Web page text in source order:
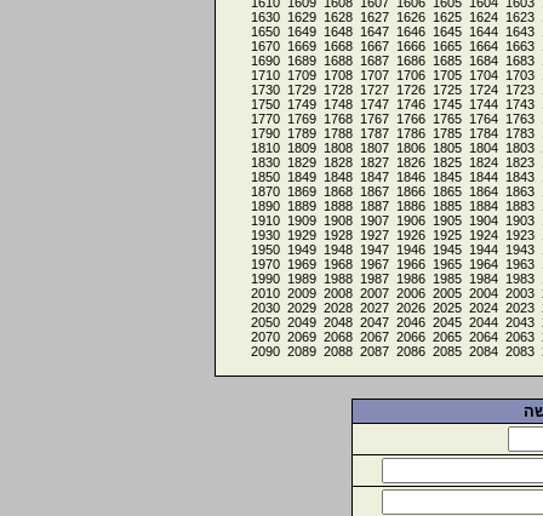
1623
1624
1625
1626
1627
1628
1629
1630
1643
1644
1645
1646
1647
1648
1649
1650
1663
1664
1665
1666
1667
1668
1669
1670
1683
1684
1685
1686
1687
1688
1689
1690
1703
1704
1705
1706
1707
1708
1709
1710
1723
1724
1725
1726
1727
1728
1729
1730
1743
1744
1745
1746
1747
1748
1749
1750
1763
1764
1765
1766
1767
1768
1769
1770
1783
1784
1785
1786
1787
1788
1789
1790
1803
1804
1805
1806
1807
1808
1809
1810
1823
1824
1825
1826
1827
1828
1829
1830
1843
1844
1845
1846
1847
1848
1849
1850
1863
1864
1865
1866
1867
1868
1869
1870
1883
1884
1885
1886
1887
1888
1889
1890
1903
1904
1905
1906
1907
1908
1909
1910
1923
1924
1925
1926
1927
1928
1929
1930
1943
1944
1945
1946
1947
1948
1949
1950
1963
1964
1965
1966
1967
1968
1969
1970
1983
1984
1985
1986
1987
1988
1989
1990
2003
2004
2005
2006
2007
2008
2009
2010
2023
2024
2025
2026
2027
2028
2029
2030
2043
2044
2045
2046
2047
2048
2049
2050
2063
2064
2065
2066
2067
2068
2069
2070
2083
2084
2085
2086
2087
2088
2089
2090